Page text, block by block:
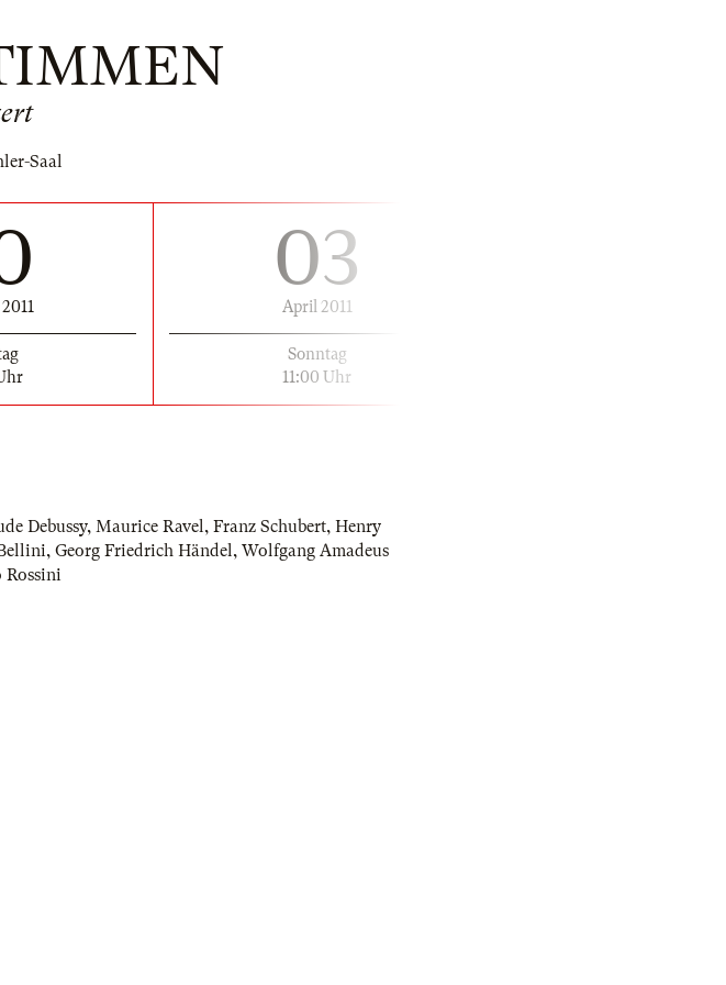
Saal
03
April 2011
Sonntag
11:00 Uhr
Debussy, Maurice Ravel, Franz Schubert, Henry
, Georg Friedrich Händel, Wolfgang Amadeus
Rossini